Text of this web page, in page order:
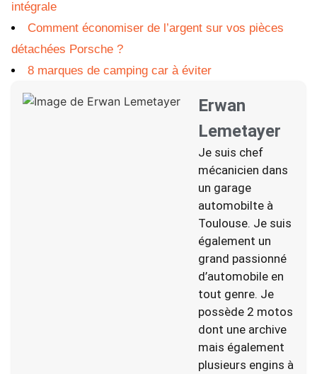
intégrale
Comment économiser de l’argent sur vos pièces
détachées Porsche ?
8 marques de camping car à éviter
Erwan
Lemetayer
Je suis chef
mécanicien dans
un garage
automobilte à
Toulouse. Je suis
également un
grand passionné
d’automobile en
tout genre. Je
possède 2 motos
dont une archive
mais également
plusieurs engins à